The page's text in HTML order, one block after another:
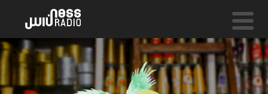
HIGH PRICED SHOES **** HIGH PRICED SHOES
NESS LIVE !